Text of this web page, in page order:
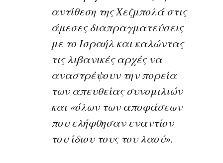
αντίθεση της Χεζμπολά στις
άμεσες διαπραγματεύσεις
με το Ισραήλ και καλώντας
τις λιβανικές αρχές να
αναστρέψουν την πορεία
των απευθείας συνομιλιών
και «όλων των αποφάσεων
που ελήφθησαν εναντίον
του ίδιου τους του λαού».